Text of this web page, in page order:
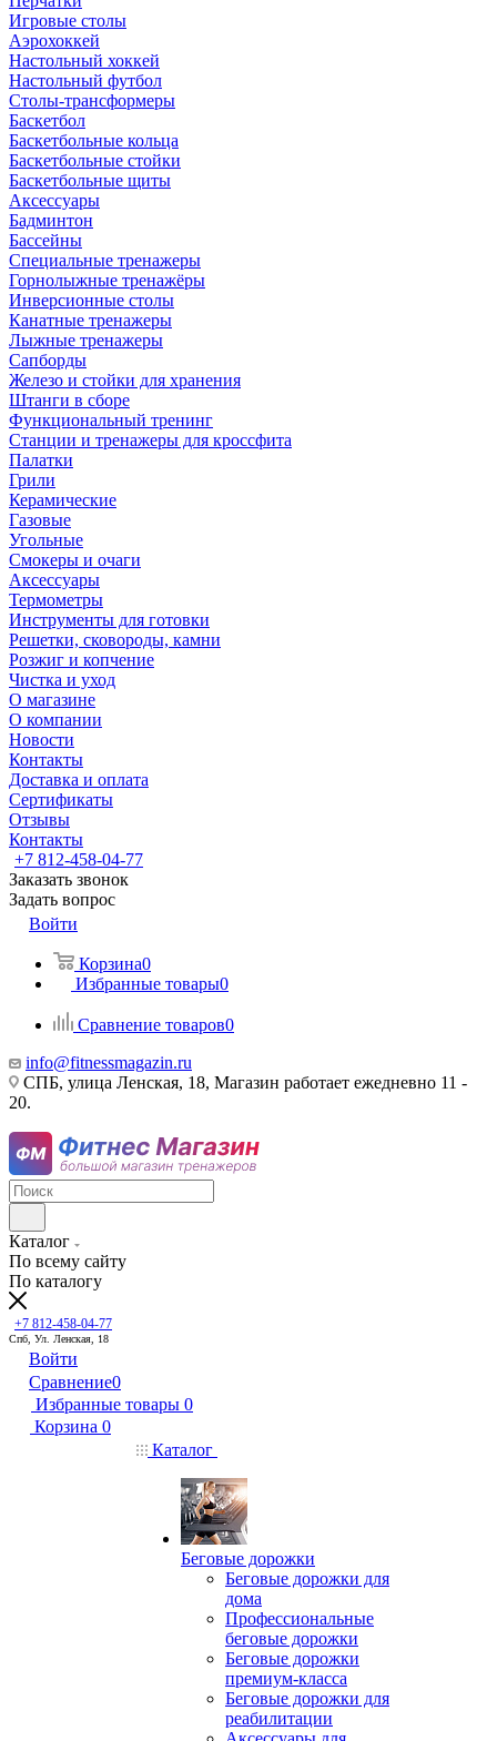
Игровые столы
Аэрохоккей
Настольный хоккей
Настольный футбол
Столы-трансформеры
Баскетбол
Баскетбольные кольца
Баскетбольные стойки
Баскетбольные щиты
Аксессуары
Бадминтон
Бассейны
Специальные тренажеры
Горнолыжные тренажёры
Инверсионные столы
Канатные тренажеры
Лыжные тренажеры
Сапборды
Железо и стойки для хранения
Штанги в сборе
Функциональный тренинг
Станции и тренажеры для кроссфита
Палатки
Грили
Керамические
Газовые
Угольные
Смокеры и очаги
Аксессуары
Термометры
Инструменты для готовки
Решетки, сковороды, камни
Розжиг и копчение
Чистка и уход
О магазине
О компании
Новости
Контакты
Доставка и оплата
Сертификаты
Отзывы
Контакты
+7 812-458-04-77
Заказать звонок
Задать вопрос
Войти
Корзина0
Избранные товары0
Сравнение товаров0
info@fitnessmagazin.ru
СПБ, улица Ленская, 18, Магазин работает ежедневно 11 -
20.
Каталог
По всему сайту
По каталогу
+7 812-458-04-77
Спб, Ул. Ленская, 18
Войти
Сравнение0
Избранные товары 0
Корзина 0
Каталог
Беговые дорожки
Беговые дорожки для
дома
Профессиональные
беговые дорожки
Беговые дорожки
премиум-класса
Беговые дорожки для
реабилитации